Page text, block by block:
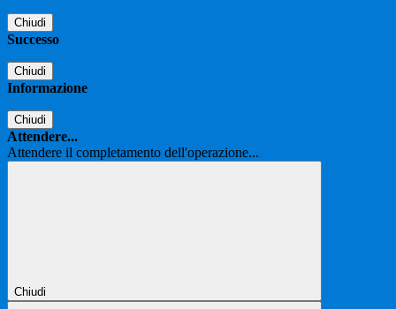
Chiudi
Successo
Chiudi
Informazione
Chiudi
Attendere...
Attendere il completamento dell'operazione...
Chiudi